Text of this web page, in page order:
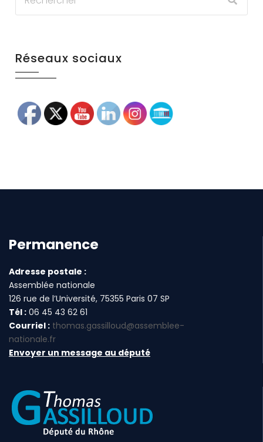
Réseaux sociaux
Permanence
Adresse postale :
Assemblée nationale
126 rue de l’Université, 75355 Paris 07 SP
Tél : 06 45 43 62 61
Courriel : thomas.gassilloud@assemblee-
nationale.fr
Envoyer un message au député